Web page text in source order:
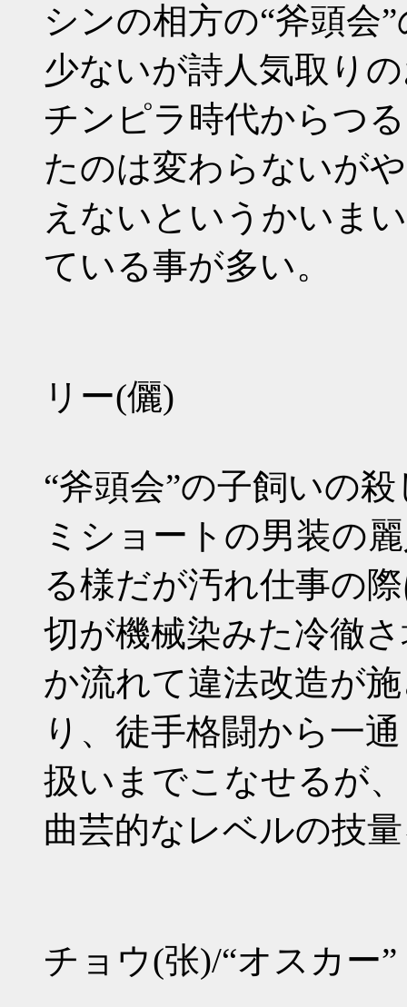
シンの相方の“斧頭会
少ないが詩人気取り
チンピラ時代からつ
たのは変わらないが
えないというかいま
ている事が多い。
リー(儷)
“斧頭会”の子飼いの
ミショートの男装の
る様だが汚れ仕事の
切が機械染みた冷徹
か流れて違法改造が
り、徒手格闘から一
扱いまでこなせるが
曲芸的なレベルの技
チョウ(张)/“オスカー”